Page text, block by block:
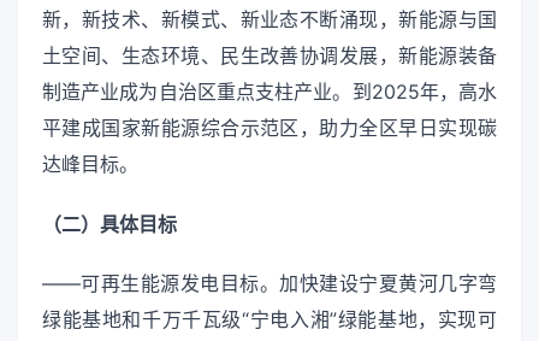
新，新技术、新模式、新业态不断涌现，新能源与国
土空间、生态环境、民生改善协调发展，新能源装备
制造产业成为自治区重点支柱产业。到2025年，高水
平建成国家新能源综合示范区，助力全区早日实现碳
达峰目标。
（二）具体目标
——可再生能源发电目标。加快建设宁夏黄河几字弯
绿能基地和千万千瓦级“宁电入湘”绿能基地，实现可